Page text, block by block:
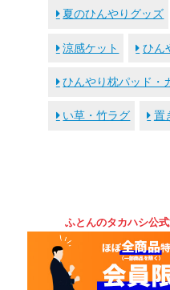
夏のひんやりグッズ
涼感ケット ひん
ひんやり枕パッド・
い草・竹ラグ 置
ふとんのタカハシ公